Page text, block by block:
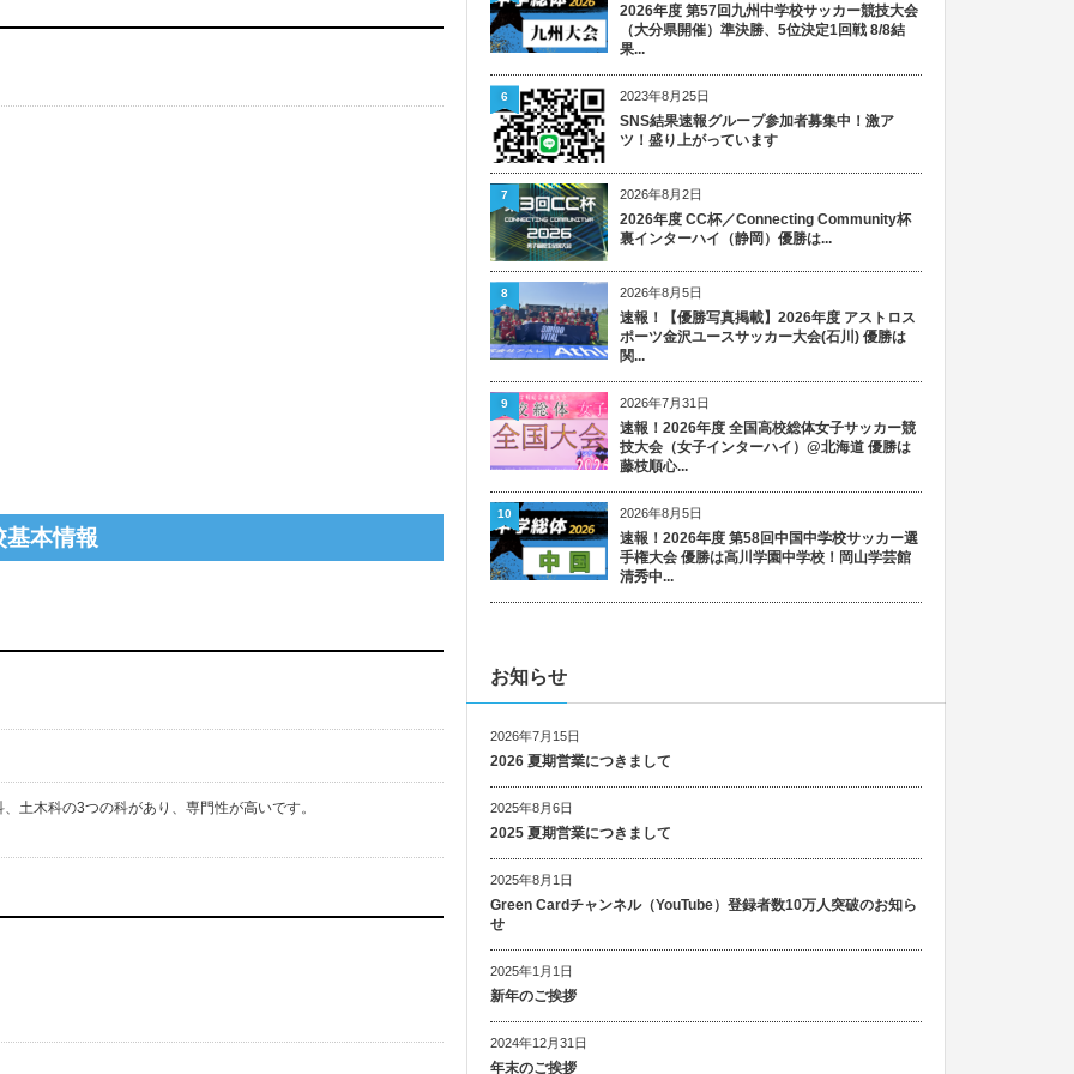
基本情報
土木科の3つの科があり、専門性が高いです。
2026年度 第57回九州中学校サッカー競技大会
（大分県開催）準決勝、5位決定1回戦 8/8結
果...
2023年8月25日
SNS結果速報グループ参加者募集中！激ア
ツ！盛り上がっています
6
2026年8月2日
2026年度 CC杯／Connecting Community杯
裏インターハイ（静岡）優勝は...
7
2026年8月5日
速報！【優勝写真掲載】2026年度 アストロス
ポーツ金沢ユースサッカー大会(石川) 優勝は
関...
8
2026年7月31日
速報！2026年度 全国高校総体女子サッカー競
技大会（女子インターハイ）@北海道 優勝は
藤枝順心...
9
2026年8月5日
速報！2026年度 第58回中国中学校サッカー選
手権大会 優勝は高川学園中学校！岡山学芸館
清秀中...
10
お知らせ
2026年7月15日
2026 夏期営業につきまして
2025年8月6日
2025 夏期営業につきまして
2025年8月1日
Green Cardチャンネル（YouTube）登録者数10万人突破のお知ら
せ
2025年1月1日
新年のご挨拶
2024年12月31日
年末のご挨拶